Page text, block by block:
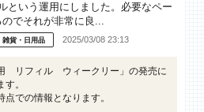
という運用にしました。必要なペー
でそれが非常に良...
雑貨・日用品 2025/03/08 23:13
用 リフィル ウィークリー」の発売に
。
での情報となります。